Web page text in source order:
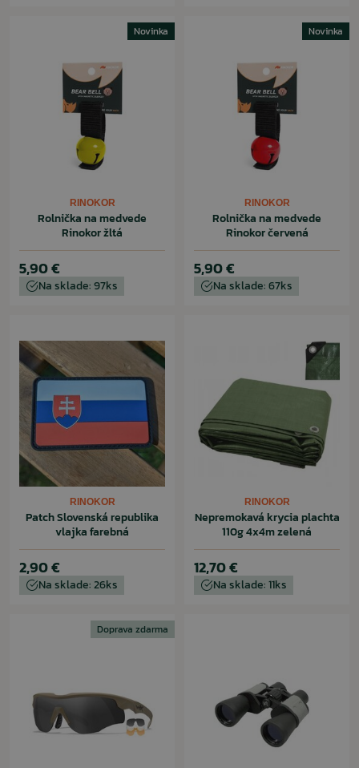
Novinka
RINOKOR
Rolnička na medvede
Rinokor žltá
5,90 €
Na sklade: 97ks
Novinka
RINOKOR
Rolnička na medvede
Rinokor červená
5,90 €
Na sklade: 67ks
RINOKOR
Patch Slovenská republika
vlajka farebná
2,90 €
Na sklade: 26ks
RINOKOR
Nepremokavá krycia plachta
110g 4x4m zelená
12,70 €
Na sklade: 11ks
Doprava zdarma